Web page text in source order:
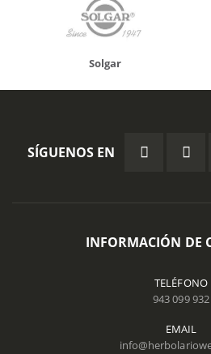
Solgar
SÍGUENOS EN
INFORMACIÓN DE
TELÉFONO
943 099 932
EMAIL